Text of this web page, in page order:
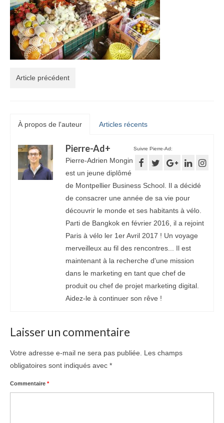
Article précédent
À propos de l'auteur Articles récents
Suivre Pierre-Ad:
Pierre-Ad+
Pierre-Adrien Mongin
est un jeune diplômé
de Montpellier Business School. Il a décidé
de consacrer une année de sa vie pour
découvrir le monde et ses habitants à vélo.
Parti de Bangkok en février 2016, il a rejoint
Paris à vélo ler 1er Avril 2017 ! Un voyage
merveilleux au fil des rencontres... Il est
maintenant à la recherche d'une mission
dans le marketing en tant que chef de
produit ou chef de projet marketing digital.
Aidez-le à continuer son rêve !
Laisser un commentaire
Votre adresse e-mail ne sera pas publiée.
Les champs
obligatoires sont indiqués avec *
Commentaire *